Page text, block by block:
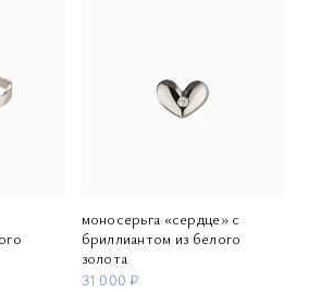
моносерьга «сердце» с
бриллиантом из белого
золота
31 000 ₽